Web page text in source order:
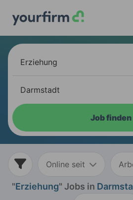
Job finden
Online seit
"Erziehung" Jobs in